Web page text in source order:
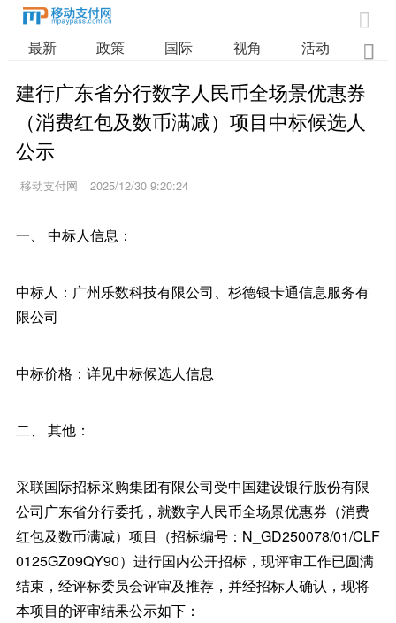

最新 政策 国际 视角 活动 业

建行广东省分行数字人民币全场景优惠券
（消费红包及数币满减）项目中标候选人
公示
移动支付网 2025/12/30 9:20:24
一、 中标人信息：
中标人：广州乐数科技有限公司、杉德银卡通信息服务有
限公司
中标价格：详见中标候选人信息
二、 其他：
采联国际招标采购集团有限公司受中国建设银行股份有限
公司广东省分行委托，就数字人民币全场景优惠券（消费
红包及数币满减）项目（招标编号：N_GD250078/01/CLF
0125GZ09QY90）进行国内公开招标，现评审工作已圆满
结束，经评标委员会评审及推荐，并经招标人确认，现将
本项目的评审结果公示如下：